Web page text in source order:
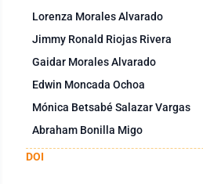
Lorenza Morales Alvarado
Jimmy Ronald Riojas Rivera
Gaidar Morales Alvarado
Edwin Moncada Ochoa
Mónica Betsabé Salazar Vargas
Abraham Bonilla Migo
DOI